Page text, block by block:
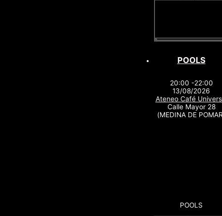
POOLS
20:00 -22:00
13/08/2026
Ateneo Café
Calle Mayor 28
(MEDINA DE
POOLS